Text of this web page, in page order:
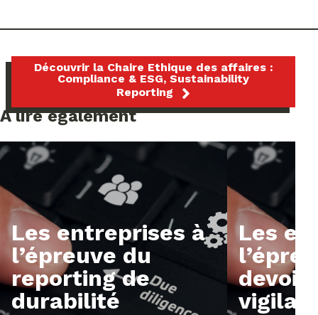
Découvrir la Chaire Ethique des affaires :
Compliance & ESG, Sustainability
Reporting
A lire également
Les entreprises à
l’épreuve du
reporting de
durabilité
Les
devoir